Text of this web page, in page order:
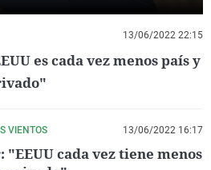
13/06/2022 22:15
es cada vez menos país y
VIENTOS 13/06/2022 16:17
cada vez tiene menos